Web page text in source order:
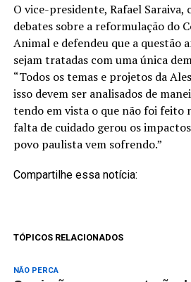
O vice-presidente, Rafael Saraiva,
debates sobre a reformulação do
Animal e defendeu que a questão
sejam tratadas com uma única
“Todos os temas e projetos da
isso devem ser analisados de
tendo em vista o que não foi feito
falta de cuidado gerou os
povo paulista vem sofrendo.”
Compartilhe essa notícia:
TÓPICOS RELACIONADOS
NÃO PERCA